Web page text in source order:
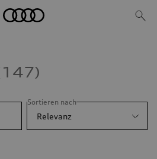
147
Sortieren nach
Relevanz